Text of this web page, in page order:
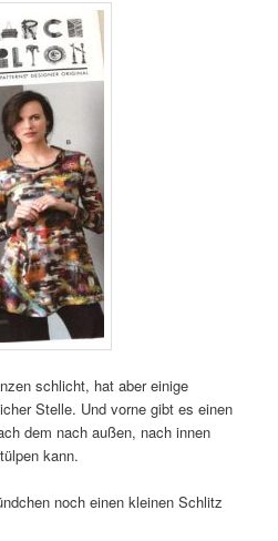
schlicht, hat aber einige
Stelle. Und vorne gibt es einen
dem nach außen, nach innen
kann.
noch einen kleinen Schlitz